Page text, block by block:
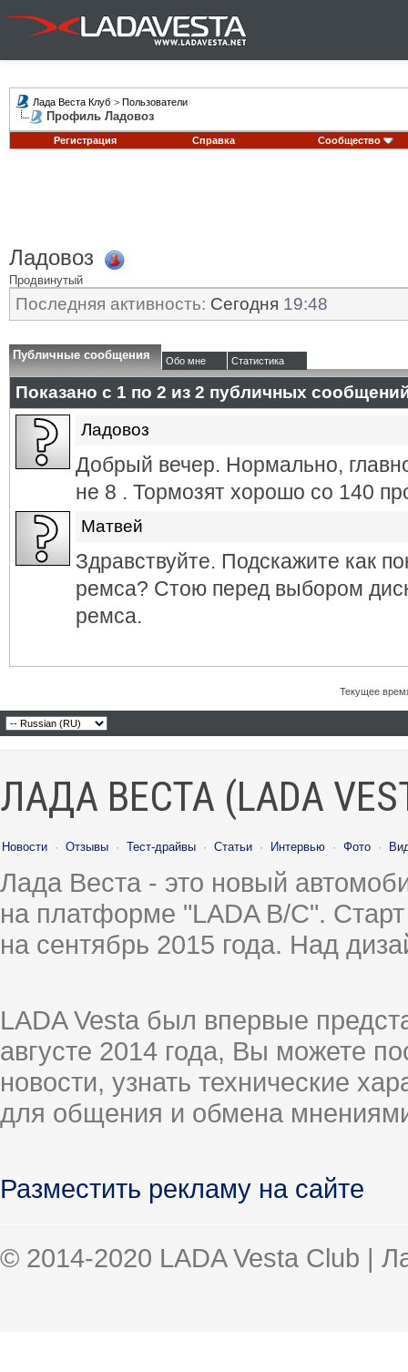
Лада Веста Клуб > Пользователи
Профиль Ладовоз
Регистрация Справка Сообщество
Ладовоз
Продвинутый
Последняя активность: Сегодня 19:48
Публичные сообщения Обо мне Статистика
Показано с 1 по 2 из 2 публичных
Ладовоз
Добрый вечер. Нормально,
не 8 . Тормозят хорошо со 140
Матвей
Здравствуйте. Подскажите как
ремса? Стою перед выбором
ремса.
Текущее
ЛАДА ВЕСТА (LADA
Новости · Отзывы · Тест-драйвы · Статьи · Интервью · Фото ·
Лада Веста - это новый
на платформе "LADA B/C".
на сентябрь 2015 года. Над
LADA Vesta был впервые
августе 2014 года, Вы можете
новости, узнать технические
для общения и обмена
Разместить рекламу на сайте
© 2014-2020 LADA Vesta Club |